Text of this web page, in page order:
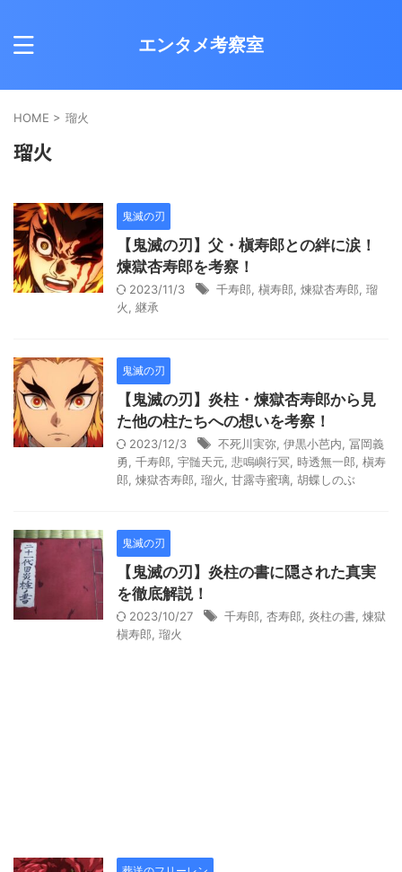
エンタメ考察室
HOME > 瑠火
瑠火
鬼滅の刃
【鬼滅の刃】父・槇寿郎との絆に涙！
煉獄杏寿郎を考察！
2023/11/3 千寿郎 槇寿郎 煉獄杏寿郎 瑠
火
継承
鬼滅の刃
【鬼滅の刃】炎柱・煉獄杏寿郎から見
た他の柱たちへの想いを考察！
2023/12/3 不死川実弥 伊黒小芭内 冨岡義
勇
千寿郎 宇髄天元 悲鳴嶼行冥 時透無一郎 槇寿
郎 煉獄杏寿郎 瑠火 甘露寺蜜璃 胡蝶しのぶ
鬼滅の刃
【鬼滅の刃】炎柱の書に隠された真実
を徹底解説！
2023/10/27 千寿郎 杏寿郎 炎柱の書 煉獄
槇寿郎 瑠火